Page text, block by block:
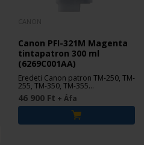
Canon PFI-321M Magenta
tintapatron 300 ml
(6269C001AA)
Eredeti Canon patron TM-250, TM-
255, TM-350, TM-355
nyomtatókhoz.
46 900 Ft + Áfa